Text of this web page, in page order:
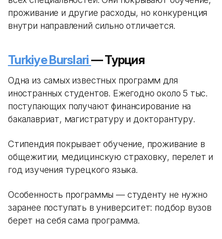
проживание и другие расходы, но конкуренция
внутри направлений сильно отличается.
Turkiye Burslari— Турция
Одна из самых известных программ для
иностранных студентов. Ежегодно около 5 тыс.
поступающих получают финансирование на
бакалавриат, магистратуру и докторантуру.
Стипендия покрывает обучение, проживание в
общежитии, медицинскую страховку, перелет и
год изучения турецкого языка.
Особенность программы — студенту не нужно
заранее поступать в университет: подбор вузов
берет на себя сама программа.